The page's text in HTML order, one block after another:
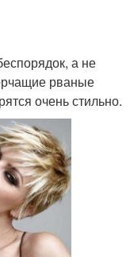
а не
рваные
очень стильно.